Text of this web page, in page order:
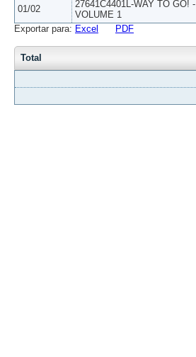
01/02
27641C4401L-WAY TO GO! -
VOLUME 1
Exportar para: Excel PDF
Total